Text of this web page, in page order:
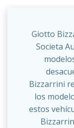
Giotto
Societa
Bizzarrini
los
estos